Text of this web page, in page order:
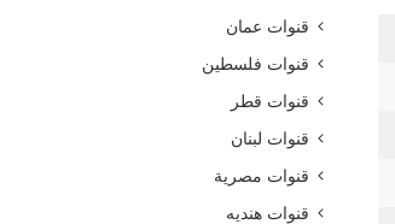
قنوات عمان
قنوات فلسطين
قنوات قطر
قنوات لبنان
قنوات مصرية
قنوات هنديه